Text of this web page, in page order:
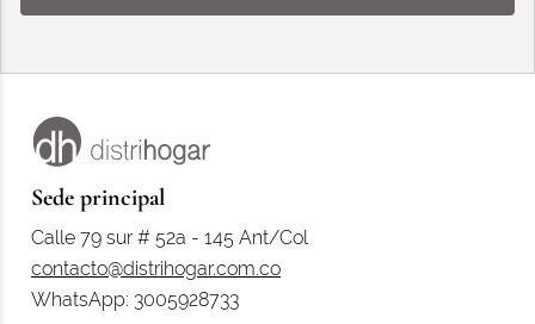
Sede principal
Calle 79 sur # 52a - 145 Ant/Col
contacto@distrihogar.com.co
WhatsApp: 3005928733